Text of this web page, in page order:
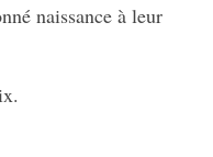
naissance à leur